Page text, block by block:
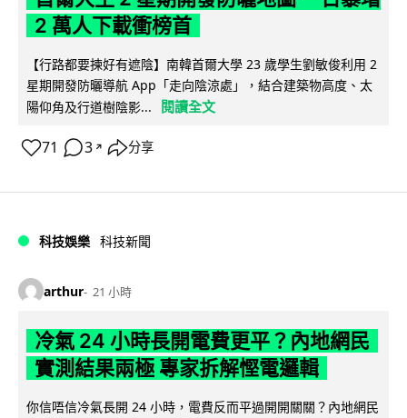
2 萬人下載衝榜首
【行路都要揀好有遮陰】南韓首爾大學 23 歲學生劉敏俊利用 2
星期開發防曬導航 App「走向陰涼處」，結合建築物高度、太
陽仰角及行道樹陰影...
閱讀全文
71 3 ↗ 分享
科技娛樂 科技新聞
arthur 21 小時
冷氣 24 小時長開電費更平？內地網民
實測結果兩極 專家拆解慳電邏輯
你信唔信冷氣長開 24 小時，電費反而平過開開關關？內地網民